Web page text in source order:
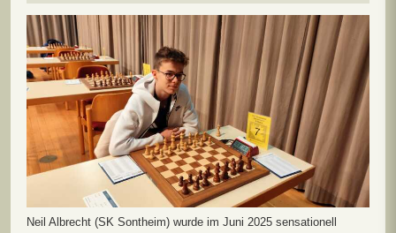
Neil Albrecht (SK Sontheim) wurde im Juni 2025 sensationell